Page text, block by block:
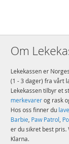
Om
Lekekassen er
(1 - 3 dager) fra vårt
Lekekassen tilbyr et
merkevarerog rask
Hos oss finner du
Barbie, Paw Patrol,
er du sikret best pris.
Klarna.